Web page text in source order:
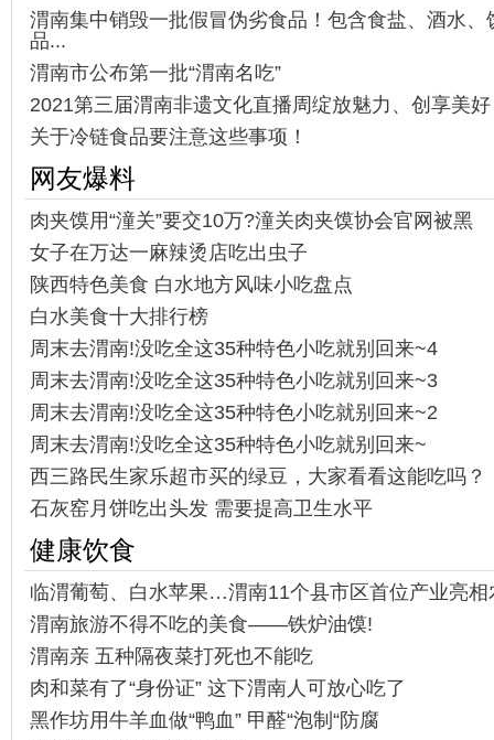
渭南集中销毁一批假冒伪劣食品！包含食盐、酒水、
品...
渭南市公布第一批“渭南名吃”
2021第三届渭南非遗文化直播周绽放魅力、创享美好
关于冷链食品要注意这些事项！
网友爆料
肉夹馍用“潼关”要交10万?潼关肉夹馍协会官网被黑
女子在万达一麻辣烫店吃出虫子
陕西特色美食 白水地方风味小吃盘点
白水美食十大排行榜
周末去渭南!没吃全这35种特色小吃就别回来~4
周末去渭南!没吃全这35种特色小吃就别回来~3
周末去渭南!没吃全这35种特色小吃就别回来~2
周末去渭南!没吃全这35种特色小吃就别回来~
西三路民生家乐超市买的绿豆，大家看看这能吃吗？
石灰窑月饼吃出头发 需要提高卫生水平
健康饮食
临渭葡萄、白水苹果…渭南11个县市区首位产业亮相
渭南旅游不得不吃的美食——铁炉油馍!
渭南亲 五种隔夜菜打死也不能吃
肉和菜有了“身份证” 这下渭南人可放心吃了
黑作坊用牛羊血做“鸭血” 甲醛“泡制“防腐